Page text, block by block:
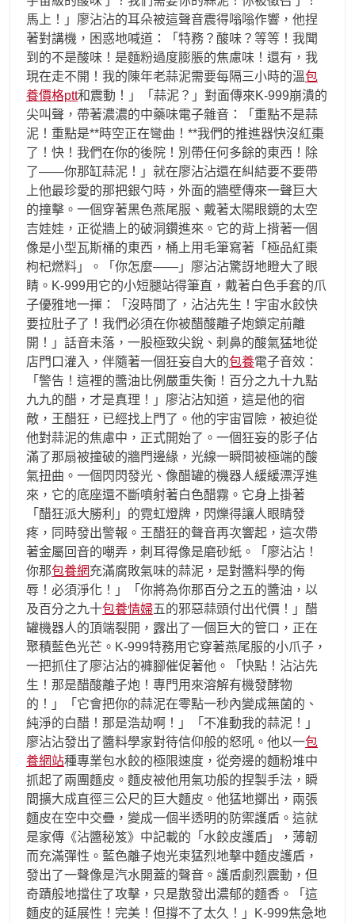
馬上！」廖沾沾的耳朵被這聲音震得嗡嗡作響，他捏
著對講機，困惑地喊道：「特務？酸味？等等！我聞
到的不是酸味！是麵粉過度膨脹的焦慮味！還有，我
現在走不開！我的陳年老蒜泥需要每隔三小時的溫包
養價格ptt和震動！」「蒜泥？」對面傳來K-999崩潰的
尖叫聲，帶著濃濃的中藥味電子雜音：「重點不是蒜
泥！重點是**時空正在彎曲！**我們的推進器快沒紅棗
了！快！我們在你的後院！別帶任何多餘的東西！除
了——你那缸蒜泥！」就在廖沾沾還在糾結要不要帶
上他最珍愛的那把銀勺時，外面的牆壁傳來一聲巨大
的撞擊。一個穿著黑色燕尾服、戴著太陽眼鏡的太空
吉娃娃，正從牆上的破洞鑽進來。它的背上揹著一個
像是小型瓦斯桶的東西，桶上用毛筆寫著「極品紅棗
枸杞燃料」。「你怎麼——」廖沾沾驚訝地瞪大了眼
睛。K-999用它的小短腿站得筆直，戴著白色手套的爪
子優雅地一揮：「沒時間了，沾沾先生！宇宙水餃快
要拉肚子了！我們必須在你被醋酸離子炮鎖定前離
開！」話音未落，一股極致尖銳、刺鼻的酸氣猛地從
店門口灌入，伴隨著一個狂妄自大的包養電子音效：
「警告！這裡的醬油比例嚴重失衡！百分之九十九點
九九的醋，才是真理！」廖沾沾知道，這是他的宿
敵，王醋狂，已經找上門了。他的宇宙冒險，被迫從
他對蒜泥的焦慮中，正式開始了。一個狂妄的影子佔
滿了那扇被撞破的牆門邊緣，光線一瞬間被極端的酸
氣扭曲。一個閃閃發光、像醋罐的機器人緩緩漂浮進
來，它的底座還不斷噴射著白色醋霧。它身上掛著
「醋狂派大勝利」的霓虹燈牌，閃爍得讓人眼睛發
疼，同時發出警報。王醋狂的聲音再次響起，這次帶
著金屬回音的嘲弄，刺耳得像是磨砂紙。「廖沾沾！
你那包養網充滿腐敗氣味的蒜泥，是對醬料學的侮
辱！必須淨化！」「你將為你那百分之五的醬油，以
及百分之九十包養情婦五的邪惡蒜頭付出代價！」醋
罐機器人的頂端裂開，露出了一個巨大的管口，正在
聚積藍色光芒。K-999特務用它穿著燕尾服的小爪子，
一把抓住了廖沾沾的褲腳催促著他。「快點！沾沾先
生！那是醋酸離子炮！專門用來溶解有機發酵物
的！」「它會把你的蒜泥在零點一秒內變成無菌的、
純淨的白醋！那是浩劫啊！」「不准動我的蒜泥！」
廖沾沾發出了醬料學家對待信仰般的怒吼。他以一包
養網站種專業包水餃的極限速度，從旁邊的麵粉堆中
抓起了兩團麵皮。麵皮被他用氣功般的捏製手法，瞬
間擴大成直徑三公尺的巨大麵皮。他猛地擲出，兩張
麵皮在空中交疊，變成一個半透明的防禦護盾。這就
是家傳《沾醬秘笈》中記載的「水餃皮護盾」，薄韌
而充滿彈性。藍色離子炮光束猛烈地擊中麵皮護盾，
發出了一聲像是汽水開蓋的聲音。護盾劇烈震動，但
奇蹟般地擋住了攻擊，只是散發出濃郁的麵香。「這
麵皮的延展性！完美！但撐不了太久！」K-999焦急地